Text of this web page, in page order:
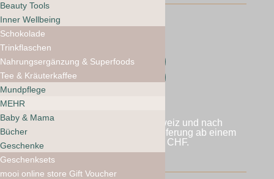
Folgen
Wir versenden in die Schweiz und nach
Liechtenstein. Kostenlose Lieferung ab einem
Bestellwert von 60 CHF.
Beauty Tools
Inner Wellbeing
Schokolade
Trinkflaschen
Nahrungsergänzung & Superfoods
Tee & Kräuterkaffee
Mundpflege
MEHR
Baby & Mama
Bücher
Geschenke
Geschenksets
mooi online store Gift Voucher